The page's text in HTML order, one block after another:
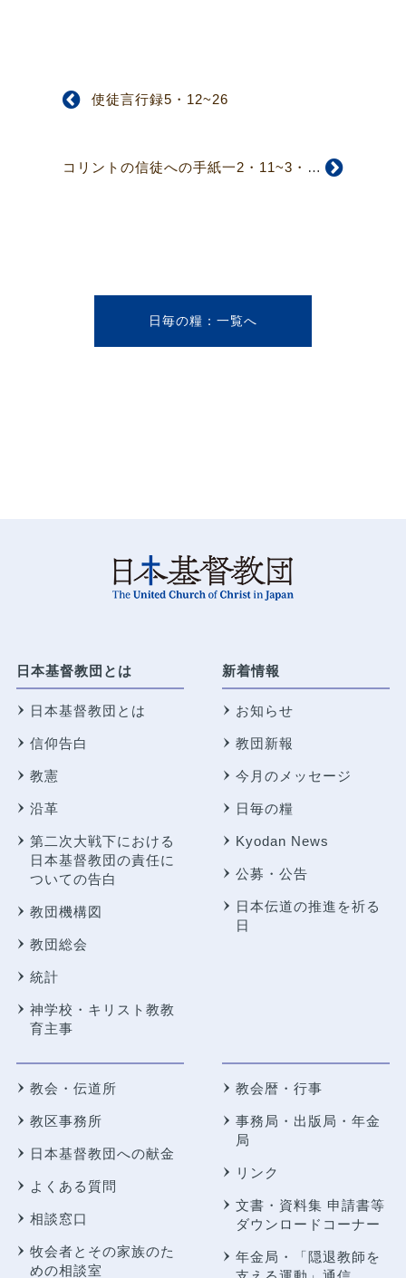
使徒言行録5・12~26
コリントの信徒への手紙一2・11~3・9
日毎の糧
日本基督教団とは
日本基督教団とは
信仰告白
教憲
沿革
第二次大戦下における
日本基督教団の責任に
ついての告白
教団機構図
教団総会
統計
神学校・キリスト教教
育主事
新着情報
お知らせ
教団新報
今月のメッセージ
日毎の糧
Kyodan News
公募・公告
日本伝道の推進を祈る
日
教会・伝道所
教区事務所
日本基督教団への献金
よくある質問
相談窓口
牧会者とその家族のた
めの相談室
教会暦・行事
事務局・出版局・年金
局
リンク
文書・資料集 申請書等
ダウンロードコーナー
年金局・
「隠退教師を